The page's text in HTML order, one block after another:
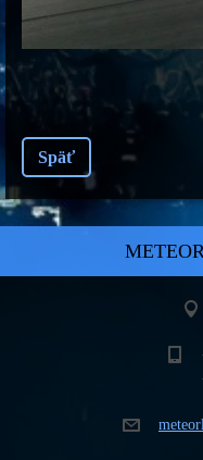
Späť